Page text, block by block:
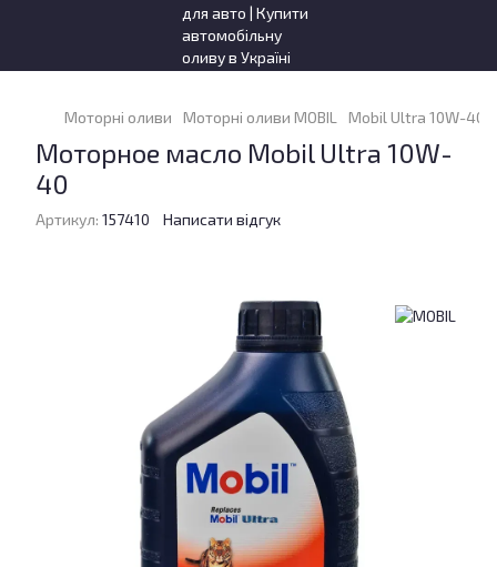
Моторні оливи Моторні оливи MOBIL Mobil Ultra 10W-40
Моторное масло Mobil Ultra 10W-
40
Артикул: 157410 Написати відгук